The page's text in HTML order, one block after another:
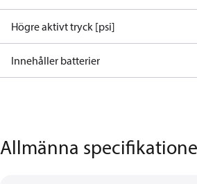
Högre aktivt tryck [psi]
Innehåller batterier
Allmänna